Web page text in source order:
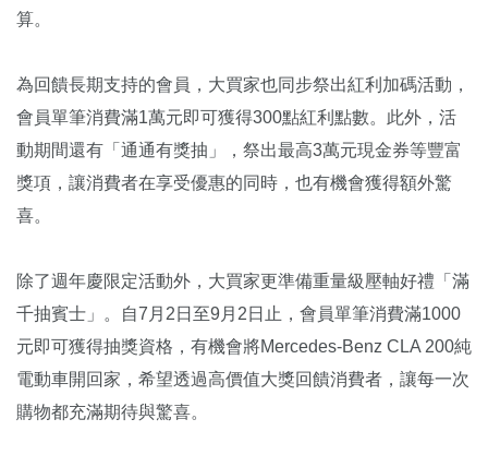
算。
為回饋長期支持的會員，大買家也同步祭出紅利加碼活動，
會員單筆消費滿1萬元即可獲得300點紅利點數。此外，活
動期間還有「通通有獎抽」，祭出最高3萬元現金券等豐富
獎項，讓消費者在享受優惠的同時，也有機會獲得額外驚
喜。
除了週年慶限定活動外，大買家更準備重量級壓軸好禮「滿
千抽賓士」。自7月2日至9月2日止，會員單筆消費滿1000
元即可獲得抽獎資格，有機會將Mercedes-Benz CLA 200純
電動車開回家，希望透過高價值大獎回饋消費者，讓每一次
購物都充滿期待與驚喜。